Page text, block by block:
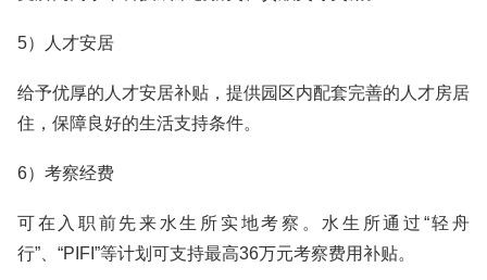
5）人才安居
给予优厚的人才安居补贴，提供园区内配套完善的人才房居
住，保障良好的生活支持条件。
6）考察经费
可在入职前先来水生所实地考察。水生所通过“轻舟
行”、“PIFI”等计划可支持最高36万元考察费用补贴。